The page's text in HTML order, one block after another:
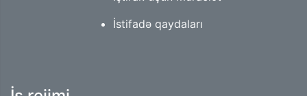
İstifadə qaydaları